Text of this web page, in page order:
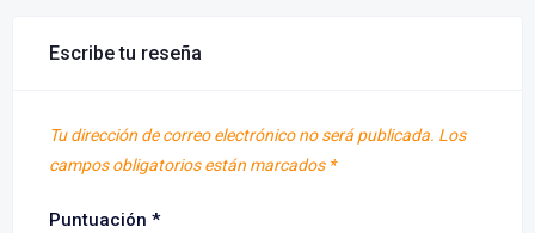
Escribe tu reseña
Tu dirección de correo electrónico no será publicada. Los
campos obligatorios están marcados *
Puntuación *